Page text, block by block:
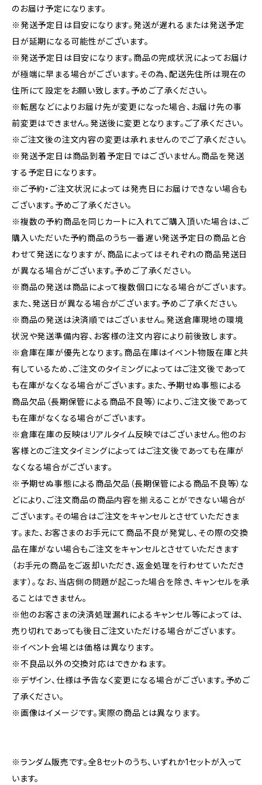
のお届け予定になります。
※発送予定日は目安になります。発送が遅れるまたは発送予定
日が延期になる可能性がございます。
※発送予定日は目安になります。商品の完成状況によってお届け
が極端に早まる場合がございます。その為、配送先住所は現在の
住所にて設定をお願い致します。予めご了承ください。
※転居などによりお届け先が変更になった場合、お届け先の事
前変更はできません。発送後に変更となります。ご了承ください。
※ご注文後の注文内容の変更は承れませんのでご了承ください。
※発送予定日は商品到着予定日ではございません。商品を発送
する予定日になります。
※ご予約・ご注文状況によっては発売日にお届けできない場合も
ございます。予めご了承ください。
※複数の予約商品を同じカートに入れてご購入頂いた場合は、ご
購入いただいた予約商品のうち一番遅い発送予定日の商品と合
わせて発送になりますが、商品によってはそれぞれの商品発送日
が異なる場合がございます。予めご了承ください。
※商品の発送は商品によって複数個口になる場合がございます。
また、発送日が異なる場合がございます。予めご了承ください。
※商品の発送は決済順ではございません。発送倉庫現地の環境
状況や発送準備内容、お客様の注文内容により前後致します。
※倉庫在庫が優先となります。商品在庫はイベント物販在庫と共
有しているため、ご注文のタイミングによってはご注文後であって
も在庫がなくなる場合がございます。また、予期せぬ事態による
商品欠品（長期保管による商品不良等）により、ご注文後であって
も在庫がなくなる場合がございます。
※倉庫在庫の反映はリアルタイム反映ではございません。他のお
客様とのご注文タイミングによってはご注文後であっても在庫が
なくなる場合がございます。
※予期せぬ事態による商品欠品（長期保管による商品不良等）な
どにより、ご注文商品の商品内容を揃えることができない場合が
ございます。その場合はご注文をキャンセルとさせていただきま
す。また、お客さまのお手元にて商品不良が発覚し、その際の交換
品在庫がない場合もご注文をキャンセルとさせていただきます
（お手元の商品をご返却いただき、返金処理を行わせていただき
ます）。なお、当店側の問題が起こった場合を除き、キャンセルを承
ることはできません。
※他のお客さまの決済処理漏れによるキャンセル等によっては、
売り切れであっても後日ご注文いただける場合がございます。
※イベント会場とは価格は異なります。
※不良品以外の交換対応はできかねます。
※デザイン、仕様は予告なく変更になる場合がございます。予めご
了承ください。
※画像はイメージです。実際の商品とは異なります。
※ランダム販売です。全8セットのうち、いずれか1セットが入って
います。